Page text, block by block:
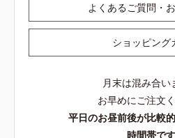
よくあるご質問・
ショッピング
月末は混み合い
お早めにご注文く
平日のお昼前後が比較
時間帯です